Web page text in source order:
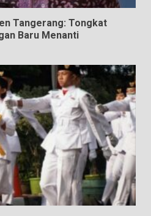
Tangerang: Tongkat
Baru Menanti